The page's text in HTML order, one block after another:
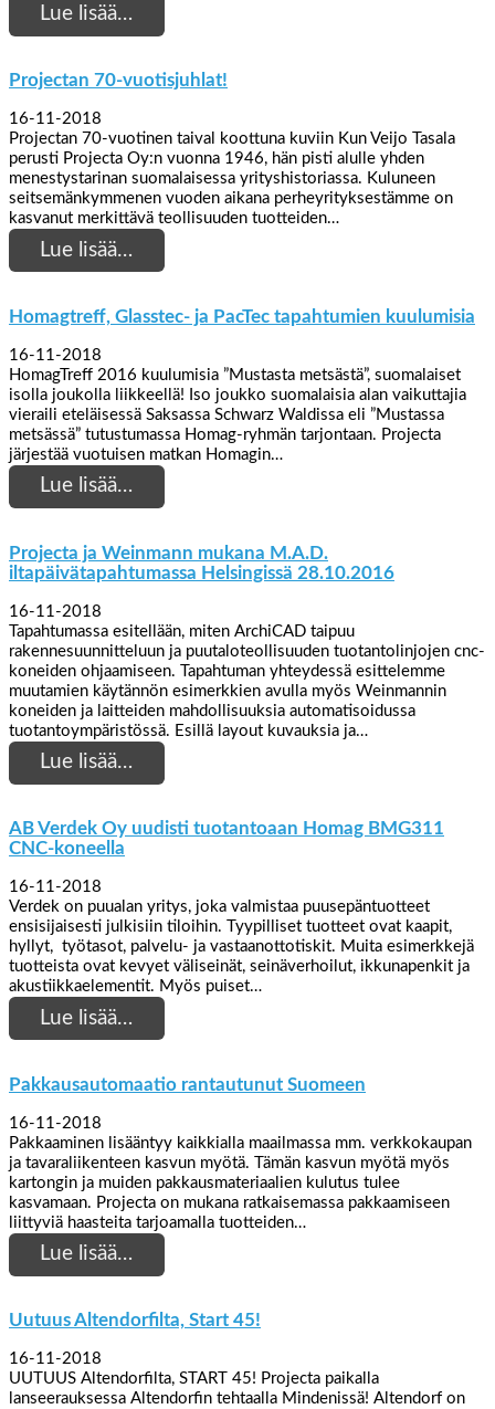
Lue lisää…
Projectan 70-vuotisjuhlat!
16-11-2018
Projectan 70-vuotinen taival koottuna kuviin Kun Veijo Tasala
perusti Projecta Oy:n vuonna 1946, hän pisti alulle yhden
menestystarinan suomalaisessa yrityshistoriassa. Kuluneen
seitsemänkymmenen vuoden aikana perheyrityksestämme on
kasvanut merkittävä teollisuuden tuotteiden…
Lue lisää…
Homagtreff, Glasstec- ja PacTec tapahtumien kuulumisia
16-11-2018
HomagTreff 2016 kuulumisia ”Mustasta metsästä”, suomalaiset
isolla joukolla liikkeellä! Iso joukko suomalaisia alan vaikuttajia
vieraili eteläisessä Saksassa Schwarz Waldissa eli ”Mustassa
metsässä” tutustumassa Homag-ryhmän tarjontaan. Projecta
järjestää vuotuisen matkan Homagin…
Lue lisää…
Projecta ja Weinmann mukana M.A.D.
iltapäivätapahtumassa Helsingissä 28.10.2016
16-11-2018
Tapahtumassa esitellään, miten ArchiCAD taipuu
rakennesuunnitteluun ja puutaloteollisuuden tuotantolinjojen cnc-
koneiden ohjaamiseen. Tapahtuman yhteydessä esittelemme
muutamien käytännön esimerkkien avulla myös Weinmannin
koneiden ja laitteiden mahdollisuuksia automatisoidussa
tuotantoympäristössä. Esillä layout kuvauksia ja…
Lue lisää…
AB Verdek Oy uudisti tuotantoaan Homag BMG311
CNC-koneella
16-11-2018
Verdek on puualan yritys, joka valmistaa puusepäntuotteet
ensisijaisesti julkisiin tiloihin. Tyypilliset tuotteet ovat kaapit,
hyllyt, työtasot, palvelu- ja vastaanottotiskit. Muita esimerkkejä
tuotteista ovat kevyet väliseinät, seinäverhoilut, ikkunapenkit ja
akustiikkaelementit. Myös puiset…
Lue lisää…
Pakkausautomaatio rantautunut Suomeen
16-11-2018
Pakkaaminen lisääntyy kaikkialla maailmassa mm. verkkokaupan
ja tavaraliikenteen kasvun myötä. Tämän kasvun myötä myös
kartongin ja muiden pakkausmateriaalien kulutus tulee
kasvamaan. Projecta on mukana ratkaisemassa pakkaamiseen
liittyviä haasteita tarjoamalla tuotteiden…
Lue lisää…
Uutuus Altendorfilta, Start 45!
16-11-2018
UUTUUS Altendorfilta, START 45! Projecta paikalla
lanseerauksessa Altendorfin tehtaalla Mindenissä! Altendorf on